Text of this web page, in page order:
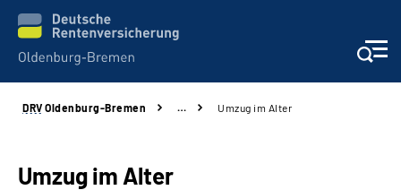
Services
Beratung und Kontakt
DRV Oldenburg-Bremen … Umzug im Alter
Umzug im Alter